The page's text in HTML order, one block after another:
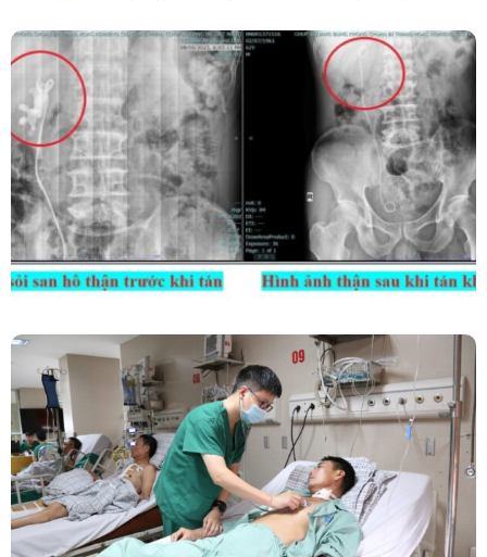
Kết Hợp Tán Sỏi Qua Da Và Tán Sỏi Nội Soi
Ống Mềm – Kỹ Thuật Cao Loại Bỏ Triệt Để Sỏi
San Hô Thận
Phẫu Thuật Nội Soi Thay Van Tim – Bước Tiến
Vững Chắc Của Khoa Phẫu Thuật Tim Mạch
Lồng Ngực BVĐK Tỉnh Phú Thọ